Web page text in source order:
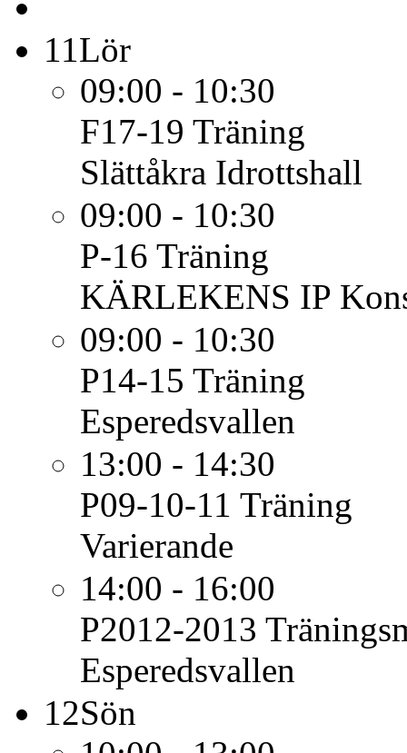
11Lör
09:00 - 10:30
F17-19 Träning
Slättåkra Idrottshall
09:00 - 10:30
P-16 Träning
KÄRLEKENS IP
09:00 - 10:30
P14-15 Träning
Esperedsvallen
13:00 - 14:30
P09-10-11 Träning
Varierande
14:00 - 16:00
P2012-2013
Esperedsvallen
12Sön